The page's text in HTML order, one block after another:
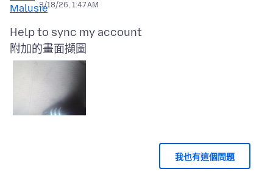
3/18/26, 1:47 AM
附加的畫面擷圖
我也有這個問題